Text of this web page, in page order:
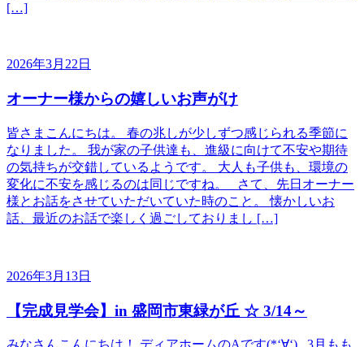
[…]
2026年3月22日
オーナー様からの嬉しいお声がけ
皆さまこんにちは。 春の兆しが少しずつ感じられる季節に
なりました。 我が家の子供達も、進級に向けて不安や期待
の気持ちが交錯しているようです。 大人も子供も、環境の
変化に不安を感じるのは同じですね。 さて、先日オーナー
様とお話をさせていただいていた時のこと。 懐かしいお
話、最近のお話で楽しく過ごしておりまし […]
2026年3月13日
【完成見学会】in 盛岡市東緑が丘 ☆ 3/14～